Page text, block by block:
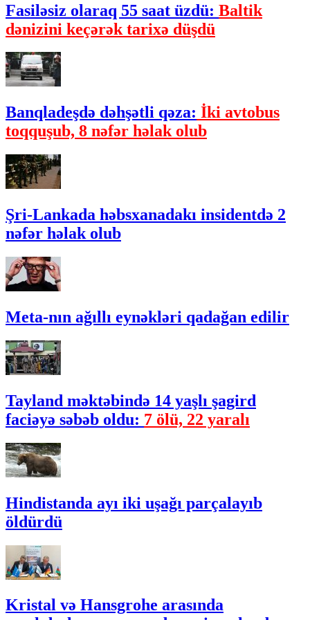
Fasiləsiz olaraq 55 saat üzdü: Baltik
dənizini keçərək tarixə düşdü
Banqladeşdə dəhşətli qəza: İki avtobus
toqquşub, 8 nəfər həlak olub
Şri-Lankada həbsxanadakı insidentdə 2
nəfər həlak olub
Meta-nın ağıllı eynəkləri qadağan edilir
Tayland məktəbində 14 yaşlı şagird
faciəyə səbəb oldu: 7 ölü, 22 yaralı
Hindistanda ayı iki uşağı parçalayıb
öldürdü
Kristal və Hansgrohe arasında